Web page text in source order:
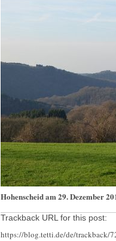
Hohenscheid am 29. Dezember
Trackback URL for this post:
https://blog.tetti.de/de/trackback/